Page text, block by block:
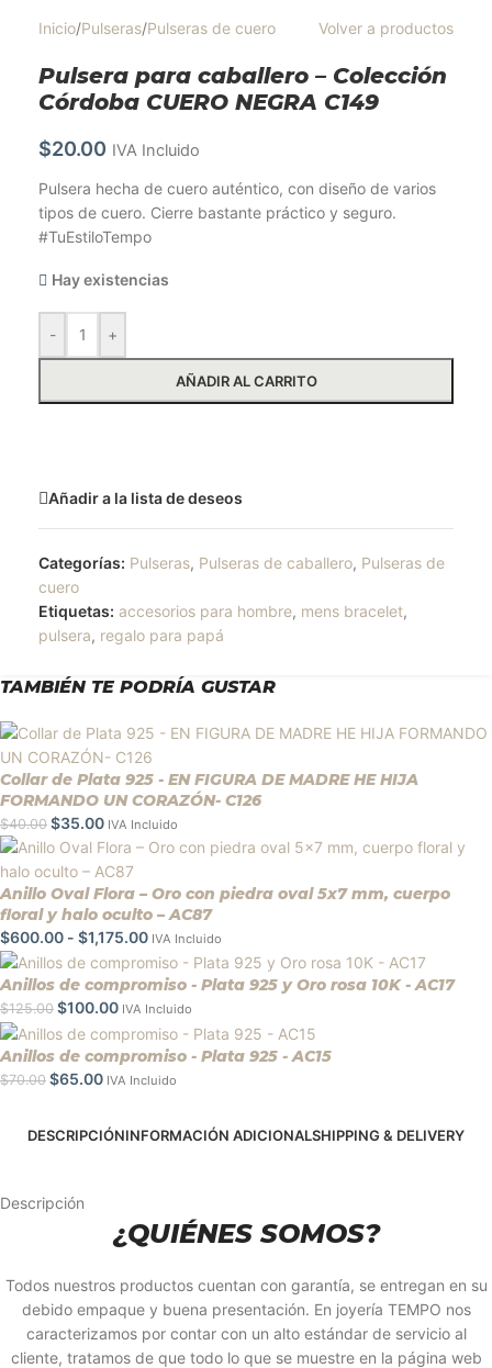
Inicio/Pulseras/Pulseras de cuero Volver a productos
Pulsera para caballero – Colección
Córdoba CUERO NEGRA C149
$20.00 IVA Incluido
Pulsera hecha de cuero auténtico, con diseño de varios
tipos de cuero. Cierre bastante práctico y seguro.
#TuEstiloTempo
Hay existencias
- +
AÑADIR AL CARRITO
Añadir a la lista de deseos
Categorías: Pulseras, Pulseras de caballero, Pulseras de
cuero
Etiquetas: accesorios para hombre, mens bracelet,
pulsera, regalo para papá
TAMBIÉN TE PODRÍA GUSTAR
Collar de Plata 925 - EN FIGURA DE MADRE HE HIJA
FORMANDO UN CORAZÓN- C126
$40.00 $35.00 IVA Incluido
Anillo Oval Flora – Oro con piedra oval 5x7 mm, cuerpo
floral y halo oculto – AC87
$600.00 - $1,175.00 IVA Incluido
Anillos de compromiso - Plata 925 y Oro rosa 10K - AC17
$125.00 $100.00 IVA Incluido
Anillos de compromiso - Plata 925 - AC15
$70.00 $65.00 IVA Incluido
DESCRIPCIÓNINFORMACIÓN ADICIONALSHIPPING & DELIVERY
Descripción
¿QUIÉNES SOMOS?
Todos nuestros productos cuentan con garantía, se entregan en su
debido empaque y buena presentación. En joyería TEMPO nos
caracterizamos por contar con un alto estándar de servicio al
cliente, tratamos de que todo lo que se muestre en la página web